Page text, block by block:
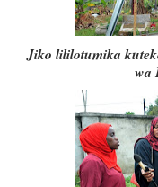
Jiko lililotumika
wa